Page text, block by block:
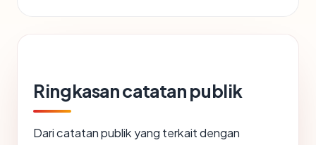
Ringkasan catatan publik
Dari catatan publik yang terkait dengan